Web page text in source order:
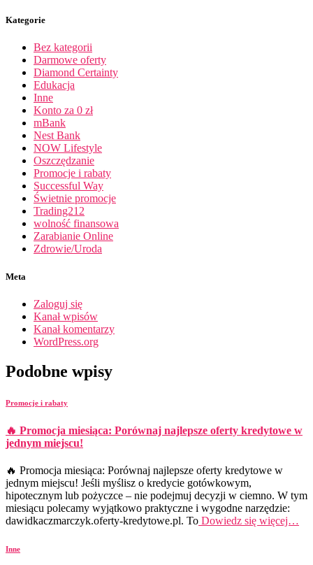
Kategorie
Bez kategorii
Darmowe oferty
Diamond Certainty
Edukacja
Inne
Konto za 0 zł
mBank
Nest Bank
NOW Lifestyle
Oszczędzanie
Promocje i rabaty
Successful Way
Świetnie promocje
Trading212
wolność finansowa
Zarabianie Online
Zdrowie/Uroda
Meta
Zaloguj się
Kanał wpisów
Kanał komentarzy
WordPress.org
Podobne wpisy
Promocje i rabaty
🔥 Promocja miesiąca: Porównaj najlepsze oferty kredytowe w
jednym miejscu!
🔥 Promocja miesiąca: Porównaj najlepsze oferty kredytowe w
jednym miejscu! Jeśli myślisz o kredycie gotówkowym,
hipotecznym lub pożyczce – nie podejmuj decyzji w ciemno. W tym
miesiącu polecamy wyjątkowo praktyczne i wygodne narzędzie:
dawidkaczmarczyk.oferty-kredytowe.pl. To Dowiedz się więcej…
Inne